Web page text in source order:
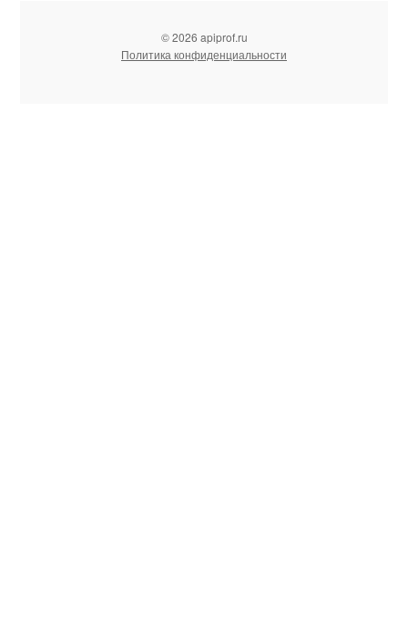
© 2026 apiprof.ru
Политика конфиденциальности